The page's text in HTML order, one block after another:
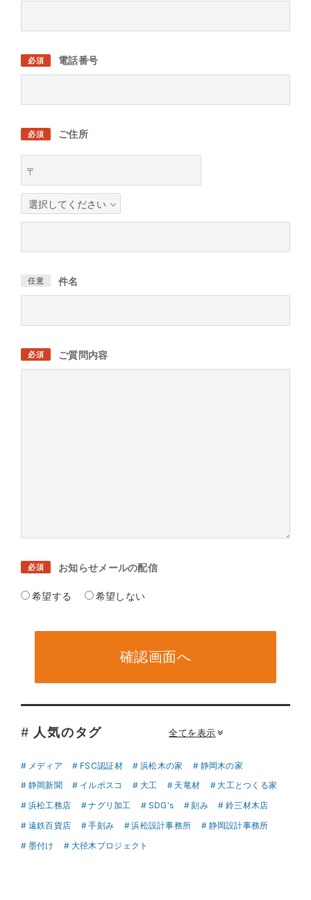
必須 電話番号
必須 ご住所
〒
任意 件名
必須 ご質問内容
必須 お知らせメールの配信
希望する 希望しない
確認画面へ
# 人気のタグ 全てを表示
メディア FSC認証材 浜松木の家
静岡木の家
静岡新聞
イルボスコ 大工 天竜材
大工とつくる家
浜松工務店
ナグリ加工 SDG's 刻み
鈴三材木店
遠鉄百貨店
手刻み 浜松設計事務所
静岡設計事務所
墨付け
大径木プロジェクト